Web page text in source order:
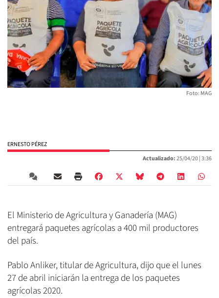
Foto: MAG
ERNESTO PÉREZ
Actualizado:25/04/20 |3:36
El Ministerio de Agricultura y Ganadería (MAG)
entregará paquetes agrícolas a 400 mil productores
del país.
Pablo Anliker, titular de Agricultura, dijo que el lunes
27 de abril iniciarán la entrega de los paquetes
agrícolas 2020.